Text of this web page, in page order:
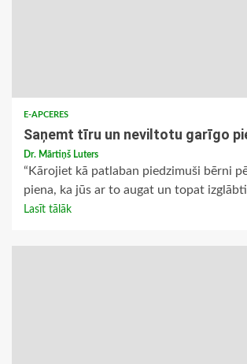
E-APCERES
Saņemt tīru un neviltotu garīgo
Dr. Mārtiņš Luters
“Kārojiet kā patlaban piedzimuši bērni
piena, ka jūs ar to augat un topat
Lasīt tālāk